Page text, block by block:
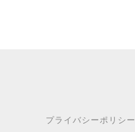
プライバシーポリシー